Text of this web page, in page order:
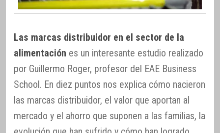
Las marcas distribuidor en el sector de la
alimentación es un interesante estudio realizado
por Guillermo Roger, profesor del EAE Business
School. En diez puntos nos explica cómo nacieron
las marcas distribuidor, el valor que aportan al
mercado y el ahorro que suponen a las familias, la